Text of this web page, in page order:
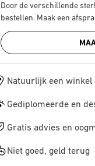
Door de verschillende
bestellen. Maak een
Natuurlijk een winkel
Gediplomeerde en
Gratis advies en
Niet goed, geld terug